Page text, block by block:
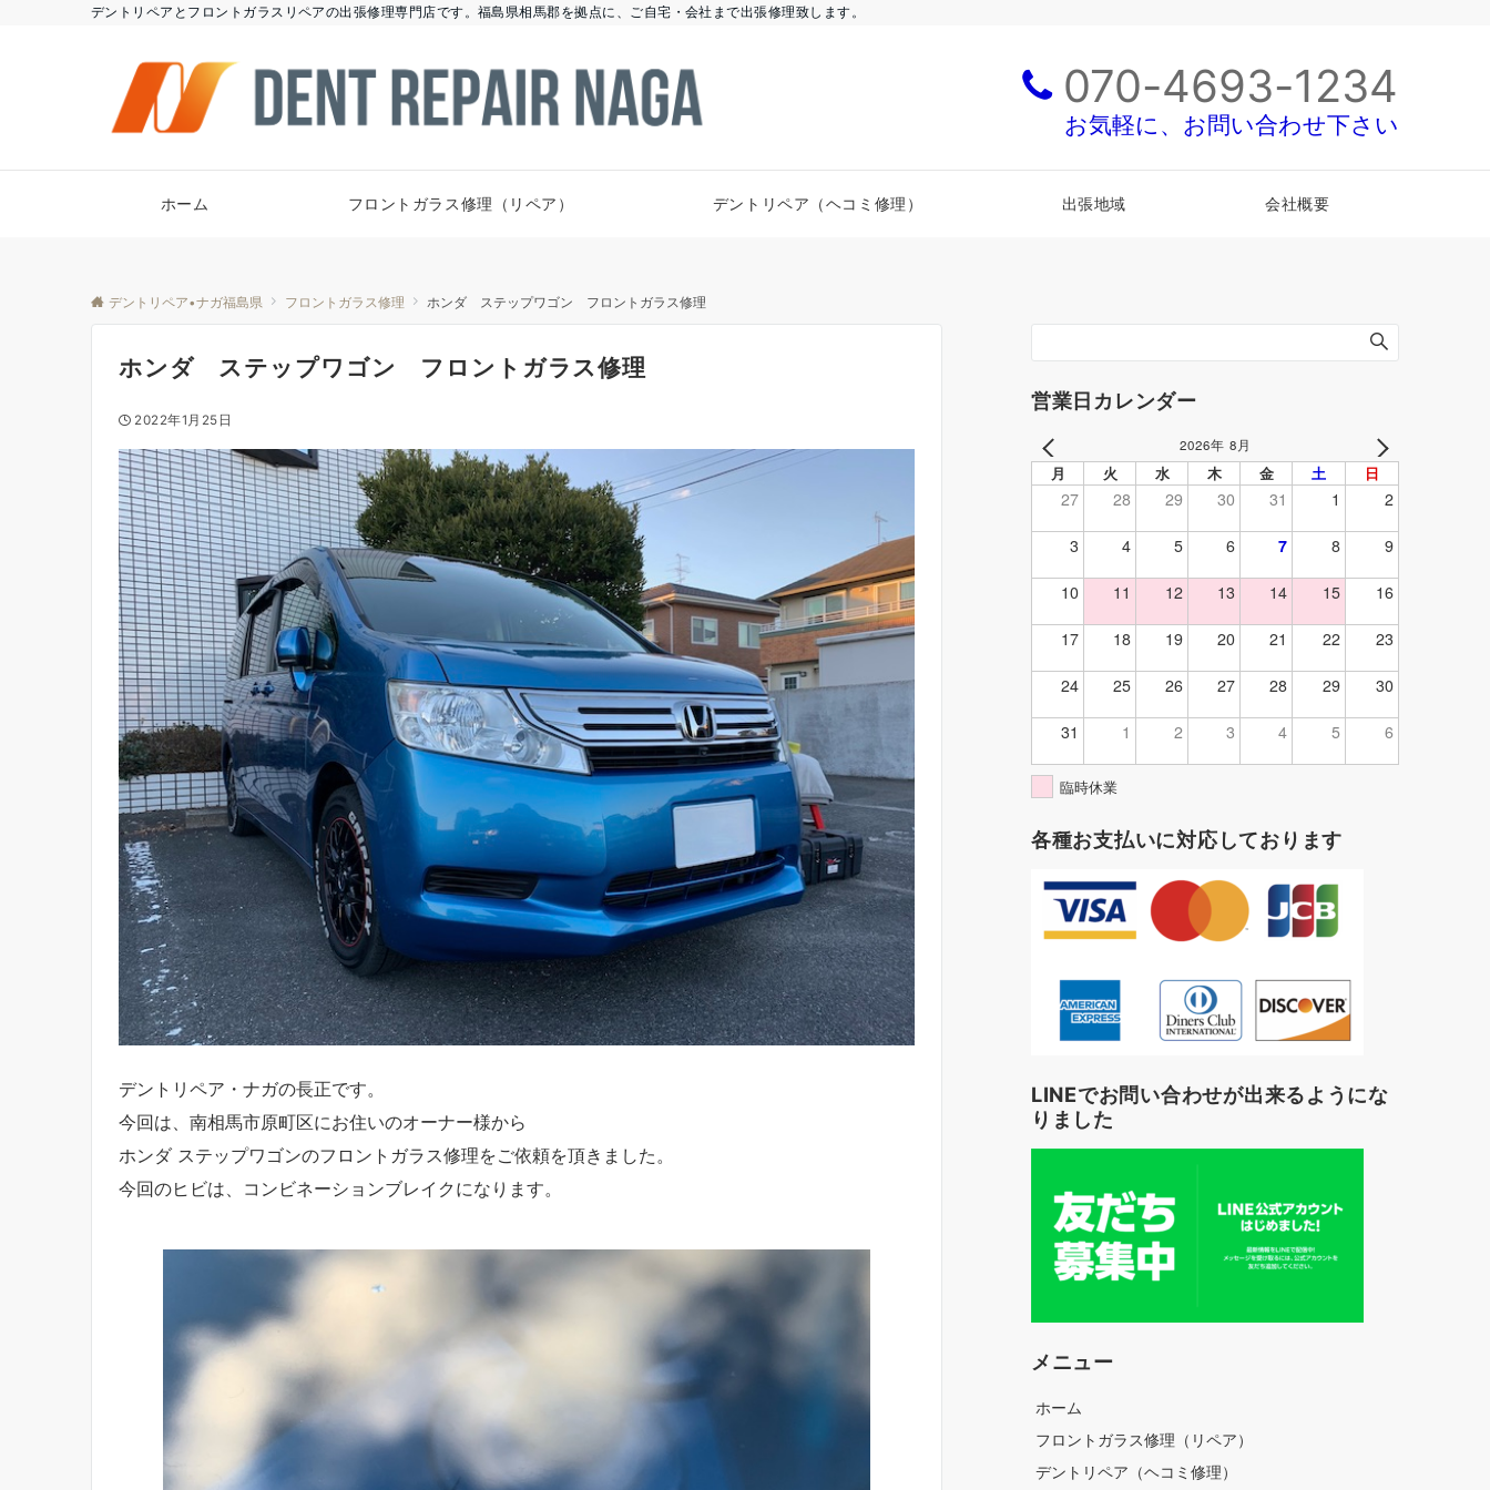
デントリペアとフロントガラスリペアの出張修理専門店です。福島県相馬郡を拠点に、ご自宅・会社まで出張修理致します。
070-4693-1234
お気軽に、お問い合わせ下さい
ホーム フロントガラス修理（リペア） デントリペア（ヘコミ修理） 出張地域 会社概要
デントリペア•ナガ福島県 フロントガラス修理 ホンダ ステップワゴン フロントガラス修理
ホンダ ステップワゴン フロントガラス修理
2022年1月25日
デントリペア・ナガの長正です。
今回は、南相馬市原町区にお住いのオーナー様から
ホンダ ステップワゴンのフロントガラス修理をご依頼を頂きました。
今回のヒビは、コンビネーションブレイクになります。
営業日カレンダー
2026年 8月
月 火 水 木 金 土 日
27 28 29 30 31 1 2
3 4 5 6 7 8 9
10 11 12 13 14 15 16
17 18 19 20 21 22 23
24 25 26 27 28 29 30
31 1 2 3 4 5 6
臨時休業
各種お支払いに対応しております
LINEでお問い合わせが出来るようにな
りました
メニュー
ホーム
フロントガラス修理（リペア）
デントリペア（ヘコミ修理）